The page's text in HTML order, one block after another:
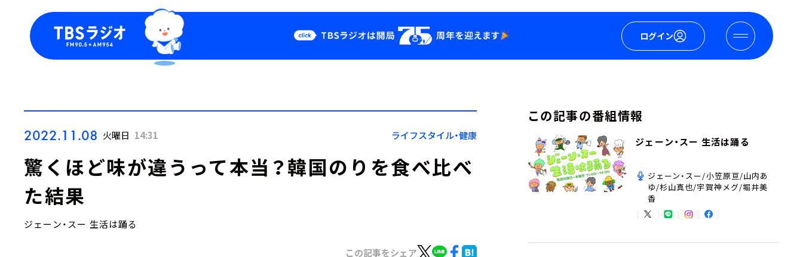
ログイン
Podcast
YouTube
会社情報
2022.11.08 火曜日 14:31 ライフスタイル・健康
驚くほど味が違うって本当？韓国のりを食べ比べ
た結果
ジェーン・スー 生活は踊る
この記事をシェア
この記事の番組情報
ジェーン・スー 生活は踊る
ジェーン・スー/小笠原亘/山内あ
ゆ/杉山真也/宇賀神メグ/堀井美
香